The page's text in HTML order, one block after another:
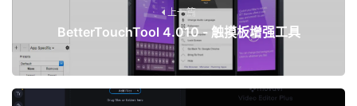
上一篇
BetterTouchTool 4.010 - 触摸板增强工具